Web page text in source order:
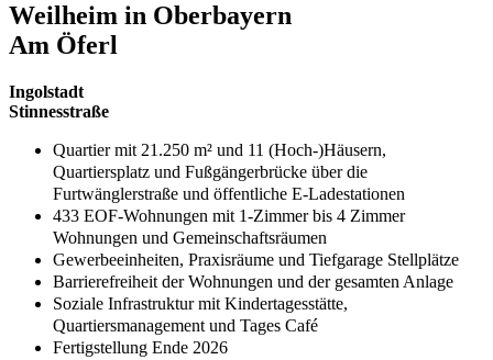
Weilheim in Oberbayern
Am Öferl
Ingolstadt
Stinnesstraße
Quartier mit 21.250 m² und 11 (Hoch-)Häusern,
Quartiersplatz und Fußgängerbrücke über die
Furtwänglerstraße und öffentliche E-Ladestationen
433 EOF-Wohnungen mit 1-Zimmer bis 4 Zimmer
Wohnungen und Gemeinschaftsräumen
Gewerbeeinheiten, Praxisräume und Tiefgarage Stellplätze
Barrierefreiheit der Wohnungen und der gesamten Anlage
Soziale Infrastruktur mit Kindertagesstätte,
Quartiersmanagement und Tages Café
Fertigstellung Ende 2026